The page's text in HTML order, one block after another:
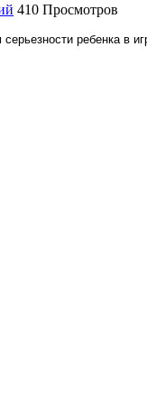
410 Просмотров
ребенка в